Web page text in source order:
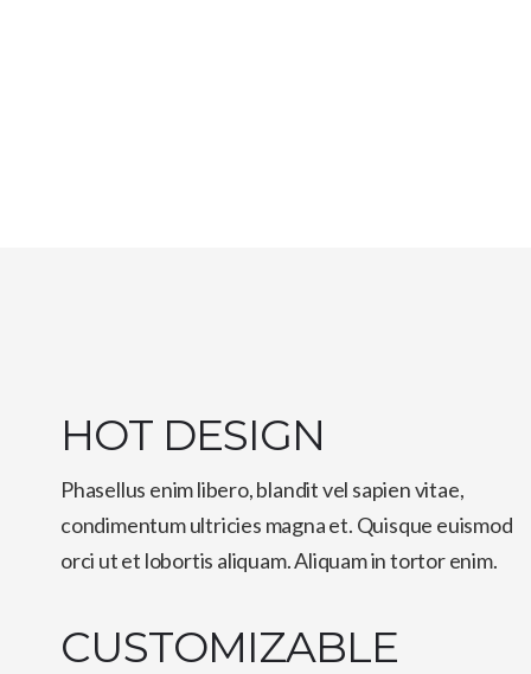
HOT DESIGN
Phasellus enim libero, blandit vel sapien vitae,
condimentum ultricies magna et. Quisque euismod
orci ut et lobortis aliquam. Aliquam in tortor enim.
CUSTOMIZABLE